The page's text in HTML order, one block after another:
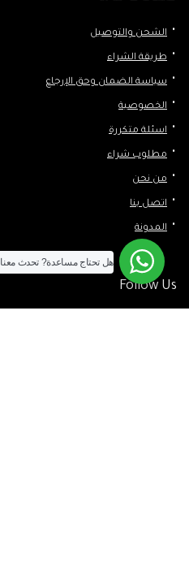
الشحن والتوصيل
طريقة الشراء
سياسة الضمان وحق الإرجاع
الخصوصية
اسئلة متكررة
مطلوب شراء
من نحن
اتصل بنا
المدونة
Follow Us
هل تحتاج مساعدة? تحدث معنا